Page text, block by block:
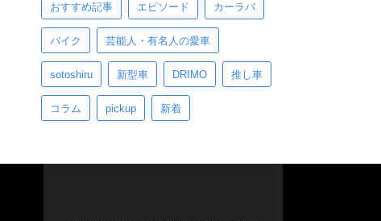
おすすめ記事 エピソード カーラバ
バイク 芸能人・有名人の愛車
sotoshiru 新型車 DRIMO 推し車
コラム pickup 新着